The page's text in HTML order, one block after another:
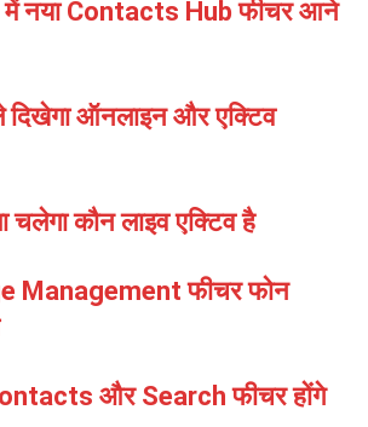
नया Contacts Hub फीचर आने
दिखेगा ऑनलाइन और एक्टिव
चलेगा कौन लाइव एक्टिव है
Management फीचर फोन
और Search फीचर होंगे